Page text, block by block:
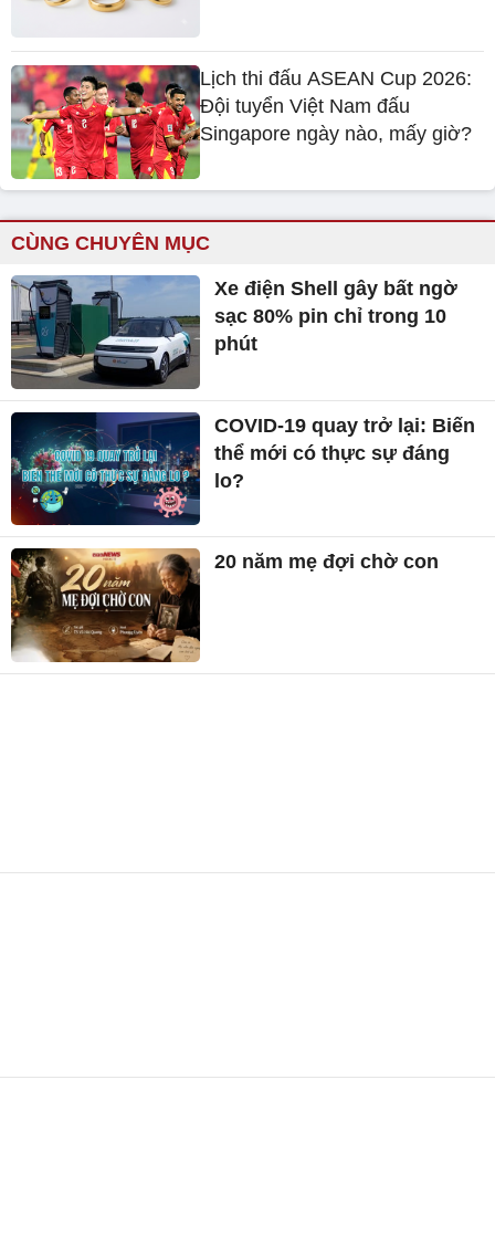
Lịch thi đấu ASEAN Cup 2026:
Đội tuyển Việt Nam đấu
Singapore ngày nào, mấy giờ?
CÙNG CHUYÊN MỤC
Xe điện Shell gây bất ngờ
sạc 80% pin chỉ trong 10
phút
COVID-19 quay trở lại: Biến
thể mới có thực sự đáng
lo?
20 năm mẹ đợi chờ con